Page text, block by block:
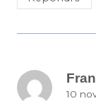
10